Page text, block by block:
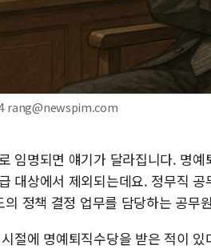
rang@newspim.com
임명되면 얘기가 달라집니다. 명
대상에서 제외되는데요. 정무직
의 정책 결정 업무를 담당하는 공무
절에 명예퇴직수당을 받은 적이